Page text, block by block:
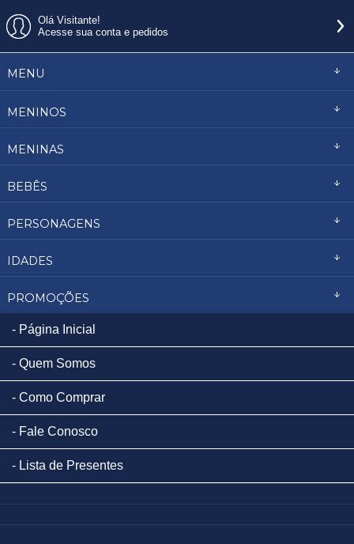
Olá Visitante!
Acesse sua conta e pedidos
MENU
MENINOS
MENINAS
BEBÊS
PERSONAGENS
IDADES
PROMOÇÕES
Página Inicial
Quem Somos
Como Comprar
Fale Conosco
Lista de Presentes